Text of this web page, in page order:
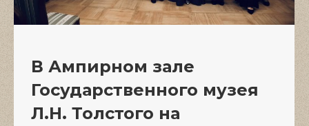
В Ампирном зале
Государственного музея
Л.Н. Толстого на